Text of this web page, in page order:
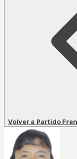
Volver a Partido